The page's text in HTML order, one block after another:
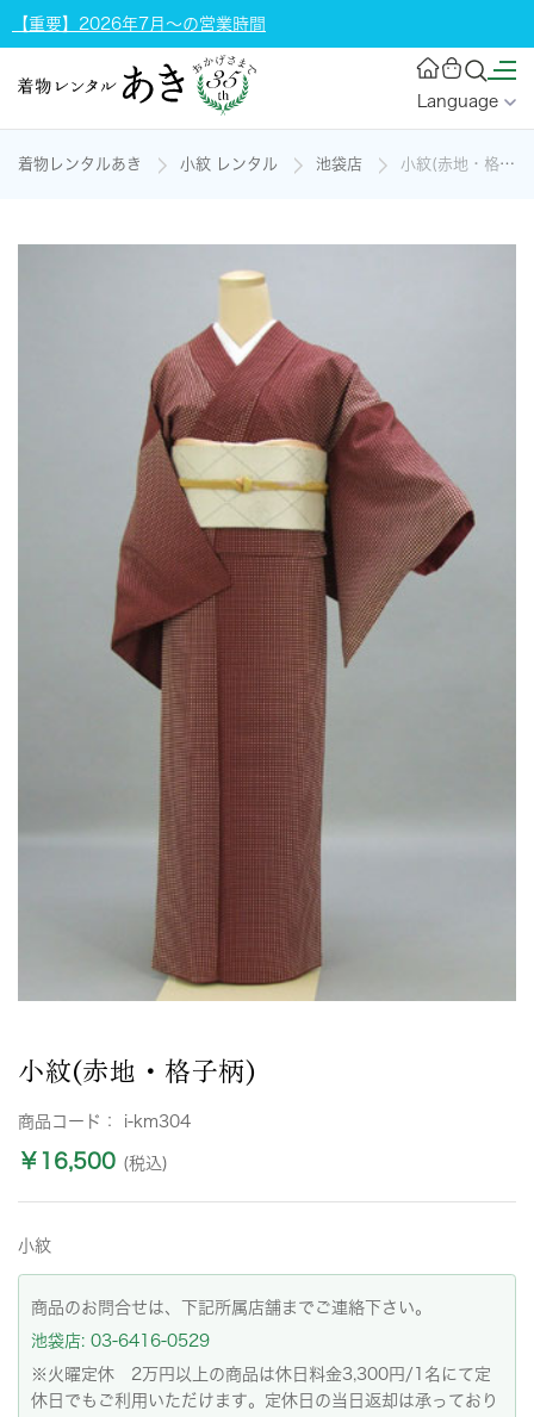
【重要】2026年7月～の営業時間
Language
着物レンタルあき 小紋 レンタル 池袋店 小紋(赤地・格子柄)の着物レンタル
小紋(赤地・格子柄)
商品コード： i-km304
￥16,500 (税込)
小紋
商品のお問合せは、下記所属店舗までご連絡下さい。
池袋店: 03-6416-0529
※火曜定休 2万円以上の商品は休日料金3,300円/1名にて定
休日でもご利用いただけます。定休日の当日返却は承っており